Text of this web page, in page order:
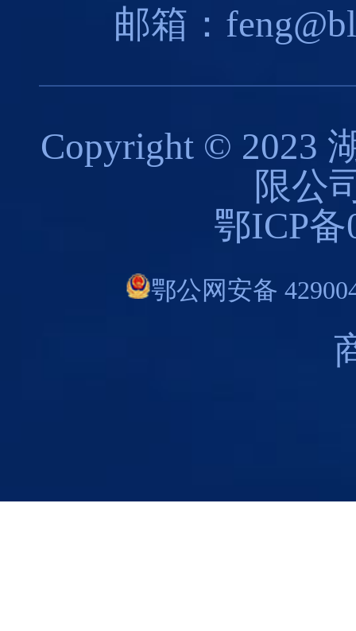
邮箱：
Copyright © 2023
限公
鄂ICP备
鄂公网安备